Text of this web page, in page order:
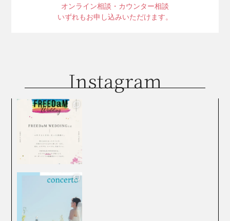
オンライン相談・カウンター相談
いずれもお申し込みいただけます。
Instagram